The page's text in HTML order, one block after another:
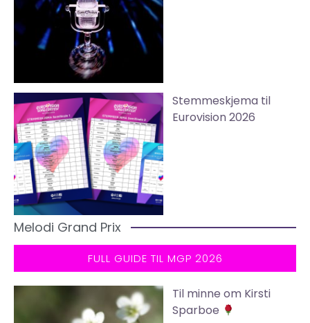
Stemmeskjema til
Eurovision 2026
Melodi Grand Prix
FULL GUIDE TIL MGP 2026
Til minne om Kirsti
Sparboe